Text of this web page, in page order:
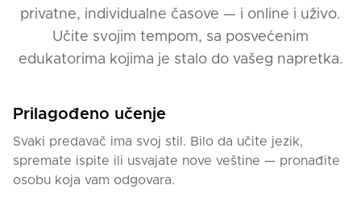
privatne, individualne časove — i online i uživo.
Učite svojim tempom, sa posvećenim
edukatorima kojima je stalo do vašeg napretka.
Prilagođeno učenje
Svaki predavač ima svoj stil. Bilo da učite jezik,
spremate ispite ili usvajate nove veštine — pronađite
osobu koja vam odgovara.